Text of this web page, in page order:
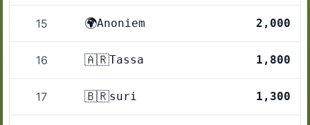
15 🌍Anoniem 2,000
16 🇦🇷Tassa 1,800
17 🇧🇷suri 1,300